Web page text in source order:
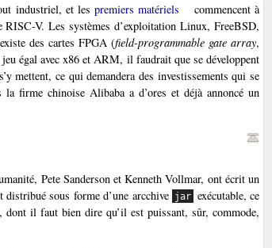
industriel, et les premiers matériels
commencent à
V. Les systèmes d’exploitation Linux, FreeBSD,
des cartes FPGA (field-programmable gate array,
égal avec x86 et ARM, il faudrait que se développent
mettent, ce qui demandera des investissements qui se
la firme chinoise Alibaba a d’ores et déjà annoncé un
Pete Sanderson et Kenneth Vollmar, ont écrit un
sous forme d’une arcchive jar exécutable, ce
dont il faut bien dire qu’il est puissant, sûr, commode,